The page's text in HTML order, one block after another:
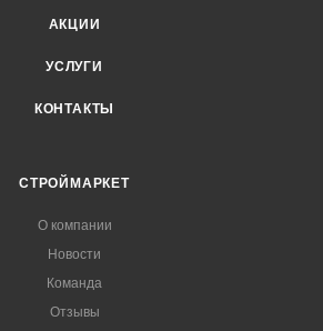
АКЦИИ
УСЛУГИ
КОНТАКТЫ
СТРОЙМАРКЕТ
О компании
Новости
Команда
Отзывы